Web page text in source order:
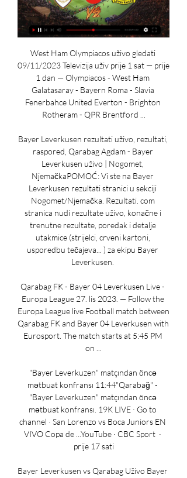
West Ham Olympiacos uživo gledati
09/11/2023 Televizija uživ prije 1 sat — prije
1 dan — Olympiacos - West Ham
Galatasaray - Bayern Roma - Slavia
Fenerbahce United Everton - Brighton
Rotheram - QPR Brentford ...
Bayer Leverkusen rezultati uživo, rezultati,
raspored, Qarabag Agdam - Bayer
Leverkusen uživo | Nogomet,
NjemačkaPOMOĆ: Vi ste na Bayer
Leverkusen rezultati stranici u sekciji
Nogomet/Njemačka. Rezultati. com
stranica nudi rezultate uživo, konačne i
trenutne rezultate, poredak i detalje
utakmice (strijelci, crveni kartoni,
usporedbu tečajeva... ) za ekipu Bayer
Leverkusen.
Qarabag FK - Bayer 04 Leverkusen Live -
Europa League 27. lis 2023. — Follow the
Europa League live Football match between
Qarabag FK and Bayer 04 Leverkusen with
Eurosport. The match starts at 5:45 PM
on ...
"Bayer Leverkuzen" matçından öncə
mətbuat konfransı 11:44"Qarabağ" -
"Bayer Leverkuzen" matçından öncə
mətbuat konfransı. 19K LIVE · Go to
channel · San Lorenzo vs Boca Juniors EN
VIVO Copa de ...YouTube · CBC Sport  ·
prije 17 sati
Bayer Leverkusen vs Qarabag Uživo Bayer